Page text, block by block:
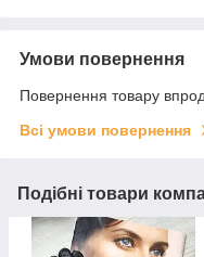
Умови повернення
Повернення товару
Всі умови повернення
Подібні товари